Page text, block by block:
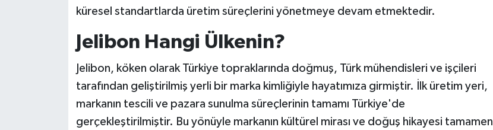
küresel standartlarda üretim süreçlerini yönetmeye devam etmektedir.
Jelibon Hangi Ülkenin?
Jelibon, köken olarak Türkiye topraklarında doğmuş, Türk mühendisleri ve işçileri
tarafından geliştirilmiş yerli bir marka kimliğiyle hayatımıza girmiştir. İlk üretim yeri,
markanın tescili ve pazara sunulma süreçlerinin tamamı Türkiye'de
gerçekleştirilmiştir. Bu yönüyle markanın kültürel mirası ve doğuş hikayesi tamamen